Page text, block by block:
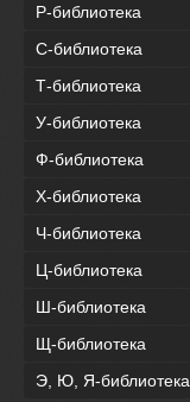
Р-библиотека
С-библиотека
Т-библиотека
У-библиотека
Ф-библиотека
Х-библиотека
Ч-библиотека
Ц-библиотека
Ш-библиотека
Щ-библиотека
Э, Ю, Я-библиотека